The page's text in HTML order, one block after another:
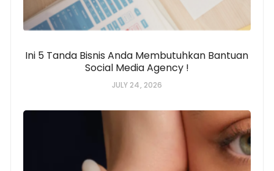
Ini 5 Tanda Bisnis Anda Membutuhkan Bantuan
Social Media Agency !
JULY 24, 2026